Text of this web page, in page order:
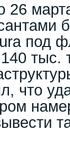
26
под
что